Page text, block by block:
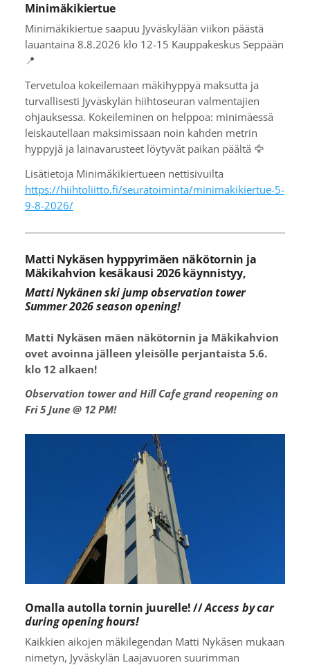
Minimäkikiertue
Minimäkikiertue saapuu Jyväskylään viikon päästä
lauantaina 8.8.2026 klo 12-15 Kauppakeskus Seppään
📍
Tervetuloa kokeilemaan mäkihyppyä maksutta ja
turvallisesti Jyväskylän hiihtoseuran valmentajien
ohjauksessa. Kokeileminen on helppoa: minimäessä
leiskautellaan maksimissaan noin kahden metrin
hyppyjä ja lainavarusteet löytyvät paikan päältä 🦅
Lisätietoja Minimäkikiertueen nettisivuilta
https://hiihtoliitto.fi/seuratoiminta/minimakikiertue-5-
9-8-2026/
Matti Nykäsen hyppyrimäen näkötornin ja
Mäkikahvion kesäkausi 2026 käynnistyy,
Matti Nykänen ski jump observation tower
Summer 2026 season opening!
Matti Nykäsen mäen näkötornin ja Mäkikahvion
ovet avoinna jälleen yleisölle perjantaista 5.6.
klo 12 alkaen!
Observation tower and Hill Cafe grand reopening on
Fri 5 June @ 12 PM!
Omalla autolla tornin juurelle! //Access by car
during opening hours!
Kaikkien aikojen mäkilegendan Matti Nykäsen mukaan
nimetyn, Jyväskylän Laajavuoren suurimman